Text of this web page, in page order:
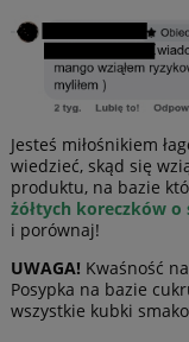
Jesteś miłośnikiem
wiedzieć, skąd się
produktu, na bazie
żółtych koreczków o
i porównaj!
UWAGA! Kwaśność
Posypka na bazie
wszystkie kubki